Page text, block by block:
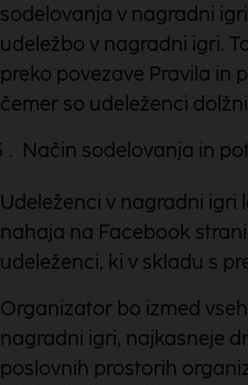
sodelovanja v nagradni
udeležbo v nagradni igri.
preko povezave Pravila in
čemer so udeleženci
Način sodelovanja in
Udeleženci v nagradni igri
nahaja na Facebook
udeleženci, ki v skladu s
Organizator bo izmed
nagradni igri, najkasneje
poslovnih prostorih